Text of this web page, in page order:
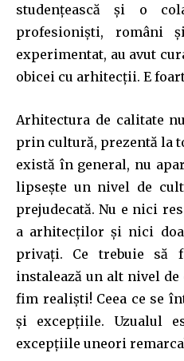
studențească și o
profesioniști, români
experimentat, au avut
obicei cu arhitecții. E
Arhitectura de calitate
prin cultură, prezentă la
există în general, nu
lipsește un nivel de
prejudecată. Nu e nici
a arhitecților și nici
privați. Ce trebuie
instalează un alt nivel de
fim realiști! Ceea ce se
și excepțiile. Uzualul
excepțiile uneori